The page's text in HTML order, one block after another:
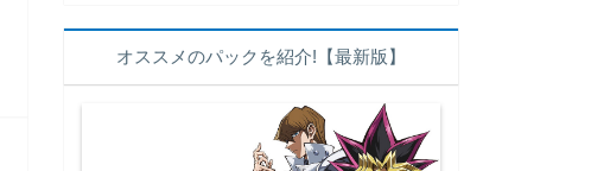
オススメのパックを紹介!【最新版】